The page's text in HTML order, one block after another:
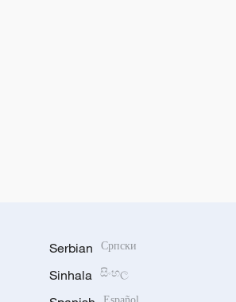
Serbian Српски
Sinhala සිංහල